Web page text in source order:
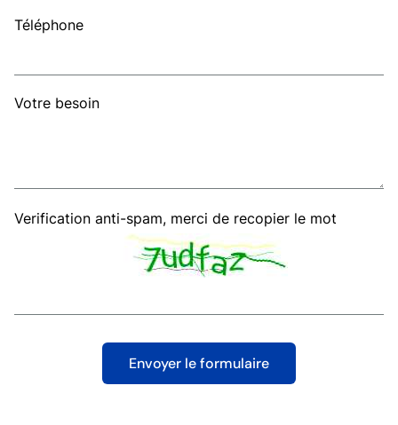
Téléphone
Votre besoin
Verification anti-spam, merci de recopier le mot